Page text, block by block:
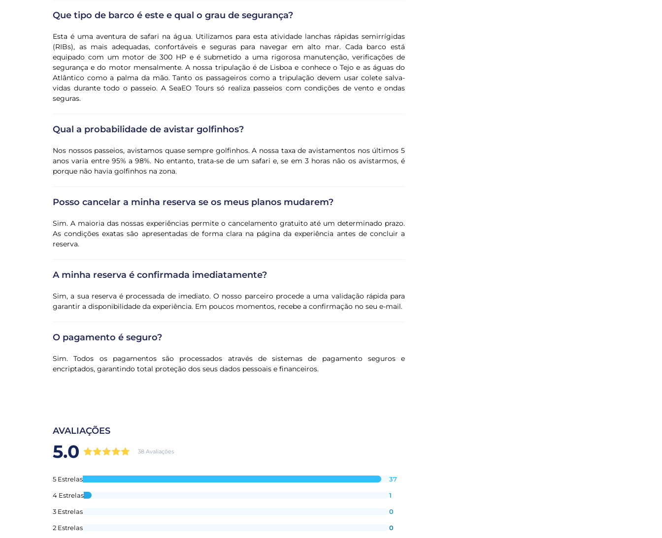
Que tipo de barco é este e qual o grau de segurança?
Esta é uma aventura de safari na água. Utilizamos para esta atividade lanchas rápidas semirrígidas
(RIBs), as mais adequadas, confortáveis e seguras para navegar em alto mar. Cada barco está
equipado com um motor de 300 HP e é submetido a uma rigorosa manutenção, verificações de
segurança e do motor mensalmente. A nossa tripulação é de Lisboa e conhece o Tejo e as águas do
Atlântico como a palma da mão. Tanto os passageiros como a tripulação devem usar colete salva-
vidas durante todo o passeio. A SeaEO Tours só realiza passeios com condições de vento e ondas
seguras.
Qual a probabilidade de avistar golfinhos?
Nos nossos passeios, avistamos quase sempre golfinhos. A nossa taxa de avistamentos nos últimos 5
anos varia entre 95% a 98%. No entanto, trata-se de um safari e, se em 3 horas não os avistarmos, é
porque não havia golfinhos na zona.
Posso cancelar a minha reserva se os meus planos mudarem?
Sim. A maioria das nossas experiências permite o cancelamento gratuito até um determinado prazo.
As condições exatas são apresentadas de forma clara na página da experiência antes de concluir a
reserva.
A minha reserva é confirmada imediatamente?
Sim, a sua reserva é processada de imediato. O nosso parceiro procede a uma validação rápida para
garantir a disponibilidade da experiência. Em poucos momentos, recebe a confirmação no seu e-mail.
O pagamento é seguro?
Sim. Todos os pagamentos são processados através de sistemas de pagamento seguros e
encriptados, garantindo total proteção dos seus dados pessoais e financeiros.
AVALIAÇÕES
5.0 38 Avaliações
5 Estrelas 37
4 Estrelas 1
3 Estrelas 0
2 Estrelas 0